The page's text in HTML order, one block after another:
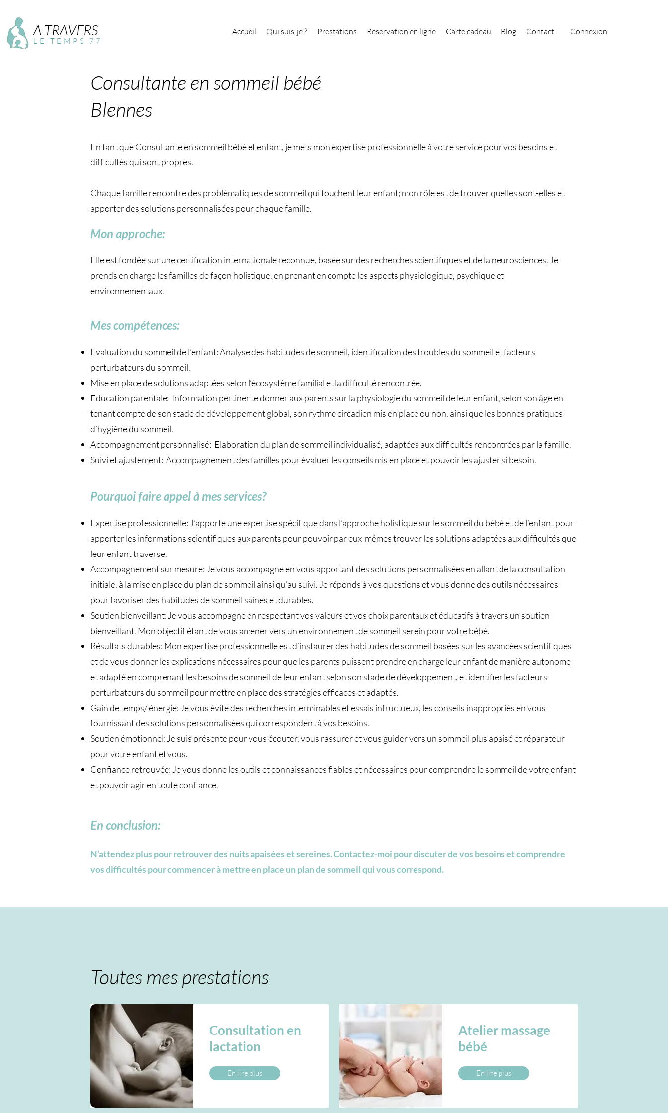
LE TEMPS 77
A TRAVERS Accueil Qui suis-je ? Prestations Réservation en ligne Carte cadeau Blog Contact Connexion
Consultante en sommeil bébé
Blennes
En tant que Consultante en sommeil bébé et enfant, je mets mon expertise professionnelle à votre service pour vos besoins et
difficultés qui sont propres.
Chaque famille rencontre des problématiques de sommeil qui touchent leur enfant; mon rôle est de trouver quelles sont-elles et
apporter des solutions personnalisées pour chaque famille.
Mon approche:
Elle est fondée sur une certification internationale reconnue, basée sur des recherches scientifiques et de la neurosciences. Je
prends en charge les familles de façon holistique, en prenant en compte les aspects physiologique, psychique et
environnementaux.
Mes compétences:
Evaluation du sommeil de l’enfant: Analyse des habitudes de sommeil, identification des troubles du sommeil et facteurs
perturbateurs du sommeil.
Mise en place de solutions adaptées selon l’écosystème familial et la difficulté rencontrée.
Education parentale: Information pertinente donner aux parents sur la physiologie du sommeil de leur enfant, selon son âge en
tenant compte de son stade de développement global, son rythme circadien mis en place ou non, ainsi que les bonnes pratiques
d’hygiène du sommeil.
Accompagnement personnalisé: Elaboration du plan de sommeil individualisé, adaptées aux difficultés rencontrées par la famille.
Suivi et ajustement: Accompagnement des familles pour évaluer les conseils mis en place et pouvoir les ajuster si besoin.
Pourquoi faire appel à mes services?
Expertise professionnelle: J’apporte une expertise spécifique dans l’approche holistique sur le sommeil du bébé et de l’enfant pour
apporter les informations scientifiques aux parents pour pouvoir par eux-mêmes trouver les solutions adaptées aux difficultés que
leur enfant traverse.
Accompagnement sur mesure: Je vous accompagne en vous apportant des solutions personnalisées en allant de la consultation
initiale, à la mise en place du plan de sommeil ainsi qu’au suivi. Je réponds à vos questions et vous donne des outils nécessaires
pour favoriser des habitudes de sommeil saines et durables.
Soutien bienveillant: Je vous accompagne en respectant vos valeurs et vos choix parentaux et éducatifs à travers un soutien
bienveillant. Mon objectif étant de vous amener vers un environnement de sommeil serein pour votre bébé.
Résultats durables: Mon expertise professionnelle est d’instaurer des habitudes de sommeil basées sur les avancées scientifiques
et de vous donner les explications nécessaires pour que les parents puissent prendre en charge leur enfant de manière autonome
et adapté en comprenant les besoins de sommeil de leur enfant selon son stade de développement, et identifier les facteurs
perturbateurs du sommeil pour mettre en place des stratégies efficaces et adaptés.
Gain de temps/ énergie: Je vous évite des recherches interminables et essais infructueux, les conseils inappropriés en vous
fournissant des solutions personnalisées qui correspondent à vos besoins.
Soutien émotionnel: Je suis présente pour vous écouter, vous rassurer et vous guider vers un sommeil plus apaisé et réparateur
pour votre enfant et vous.
Confiance retrouvée: Je vous donne les outils et connaissances fiables et nécessaires pour comprendre le sommeil de votre enfant
et pouvoir agir en toute confiance.
En conclusion:
​N’attendez plus pour retrouver des nuits apaisées et sereines. Contactez-moi pour discuter de vos besoins et comprendre
vos difficultés pour commencer à mettre en place un plan de sommeil qui vous correspond.
Toutes mes prestations
Consultation en
lactation
En lire plus
Atelier massage
bébé
En lire plus